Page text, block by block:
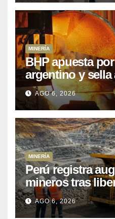
MINERÍA
BHP apuesta
argentino y
Kobrea para
AGO 6, 2026
MINERÍA
Perú registra
mineros tras
de mil
cobre y oro
AGO 6, 2026